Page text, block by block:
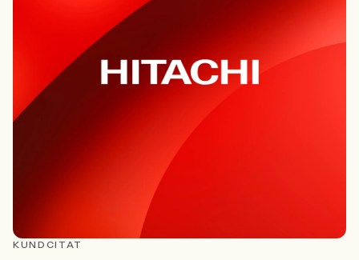
KUNDCITAT